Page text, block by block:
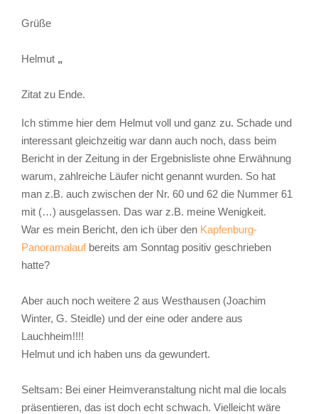
Grüße
Helmut „
Zitat zu Ende.
Ich stimme hier dem Helmut voll und ganz zu. Schade und
interessant gleichzeitig war dann auch noch, dass beim
Bericht in der Zeitung in der Ergebnisliste ohne Erwähnung
warum, zahlreiche Läufer nicht genannt wurden. So hat
man z.B. auch zwischen der Nr. 60 und 62 die Nummer 61
mit (…) ausgelassen. Das war z.B. meine Wenigkeit.
War es mein Bericht, den ich über den Kapfenburg-
Panoramalaufbereits am Sonntag positiv geschrieben
hatte?
Aber auch noch weitere 2 aus Westhausen (Joachim
Winter, G. Steidle) und der eine oder andere aus
Lauchheim!!!!
Helmut und ich haben uns da gewundert.
Seltsam: Bei einer Heimveranstaltung nicht mal die locals
präsentieren, das ist doch echt schwach. Vielleicht wäre